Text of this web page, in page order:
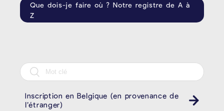
Que dois-je faire où ? Notre registre de A à
Z
Inscription en Belgique (en provenance de
l’étranger)